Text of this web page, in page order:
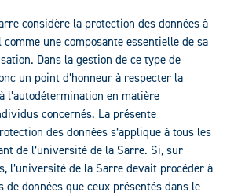
considère la protection des données à
une composante essentielle de sa
Dans la gestion de ce type de
un point d’honneur à respecter la
l’autodétermination en matière
concernés. La présente
des données s’applique à tous les
de l’université de la Sarre. Si, sur
l’université de la Sarre devait procéder à
de données que ceux présentés dans le